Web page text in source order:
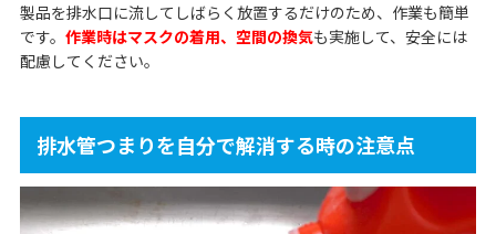
製品を排水口に流してしばらく放置するだけのため、作業も簡単
です。 作業時はマスクの着用、空間の換気も実施して、安全には
配慮してください。
排水管つまりを自分で解消する時の注意点